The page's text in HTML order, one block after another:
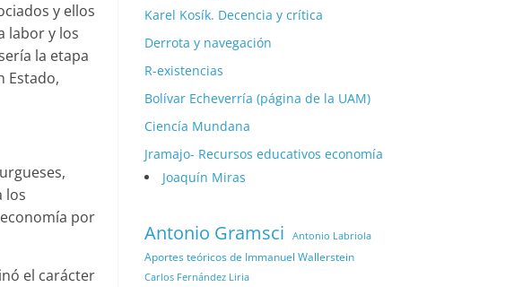
y ellos
labor y los
la etapa
Estado,
los
por
el carácter
Karel Kosík. Decencia y crítica
Derrota y navegación
R-existencias
Bolívar Echeverría (página de la UAM)
Ciencía Mundana
Jramajo- Recursos educativos economía
Joaquín Miras
Antonio Gramsci Antonio Labriola
Aportes teóricos de Immanuel Wallerstein
Carlos Fernández Liria